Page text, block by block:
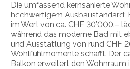
Die umfassend kernsanierte
hochwertigem Ausbaustandard:
im Wert von ca. CHF 30’000.–
während das moderne Bad mit
und Ausstattung von rund CHF
Wohlfühlmomente schafft. Der
Balkon erweitert den Wohnraum